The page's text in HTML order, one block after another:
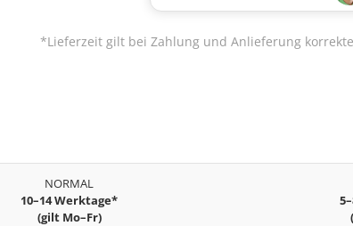
*Lieferzeit gilt bei Zahlung und Anlieferung
NORMAL
10–14 Werktage*
(gilt Mo–Fr)